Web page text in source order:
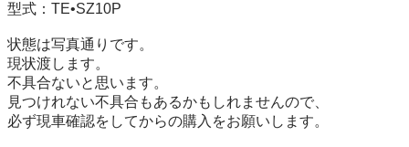
型式：TE•SZ10P
状態は写真通りです。
現状渡します。
不具合ないと思います。
見つけれない不具合もあるかもしれませんので、
必ず現車確認をしてからの購入をお願いします。